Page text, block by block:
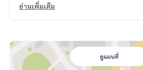
Line ID: naris1490
อ่านเพิ่มเติม
ดูแผนที่